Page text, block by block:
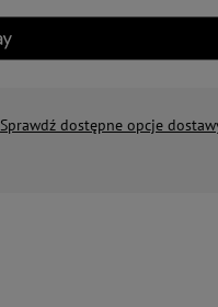
Sprawdź dostępne opcje